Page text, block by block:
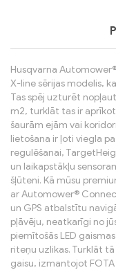
Husqvarna
X-line sērijas modelis,
Tas spēj uzturēt
m2, turklāt tas ir
šaurām ejām vai
lietošana ir ļoti viegla
regulēšanai,
un laikapstākļu
šļūteni. Kā mūsu
ar Automower®
un GPS atbalstītu
pļāvēju, neatkarīgi no
piemītošās LED
riteņu uzlikas. Turklāt
gaisu, izmantojot